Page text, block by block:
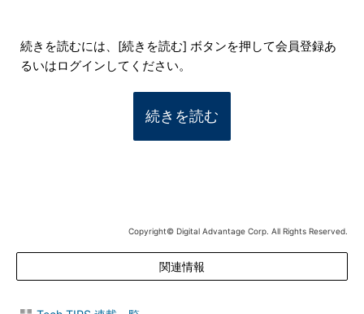
続きを読むには、[続きを読む] ボタンを押して会員登録あ
るいはログインしてください。
続きを読む
Copyright© Digital Advantage Corp. All Rights Reserved.
関連情報